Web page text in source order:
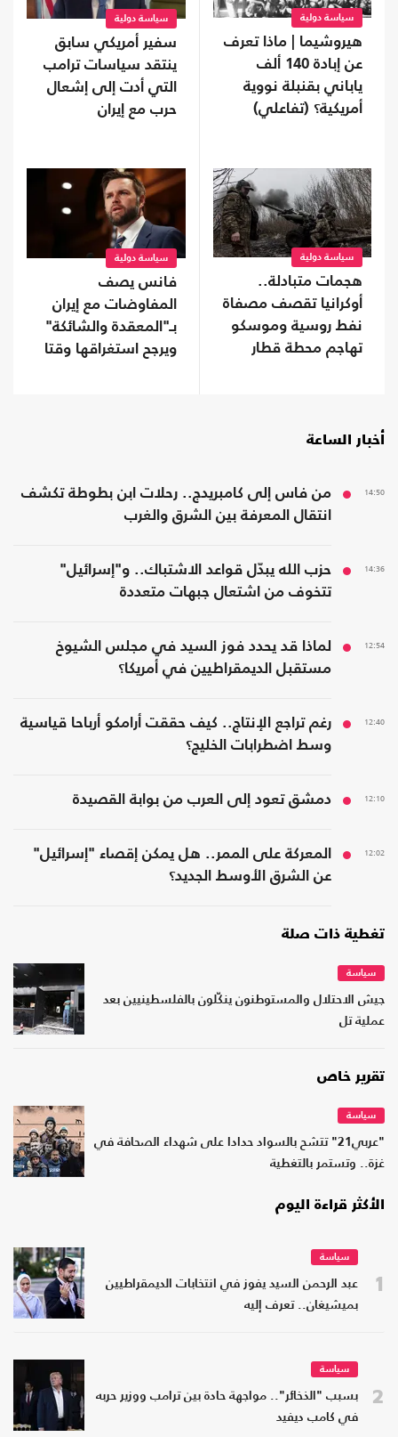
سياسة دولية
هيروشيما | ماذا تعرف
عن إبادة 140 ألف
ياباني بقنبلة نووية
أمريكية؟ (تفاعلي)
سياسة دولية
سفير أمريكي سابق
ينتقد سياسات ترامب
التي أدت إلى إشعال
حرب مع إيران
سياسة دولية
هجمات متبادلة..
أوكرانيا تقصف مصفاة
نفط روسية وموسكو
تهاجم محطة قطار
سياسة دولية
فانس يصف
المفاوضات مع إيران
بـ"المعقدة والشائكة"
ويرجح استغراقها وقتا
أخبار الساعة
14:50
من فاس إلى كامبريدج.. رحلات ابن بطوطة تكشف
انتقال المعرفة بين الشرق والغرب
14:36
حزب الله يبدّل قواعد الاشتباك.. و"إسرائيل"
تتخوف من اشتعال جبهات متعددة
12:54
لماذا قد يحدد فوز السيد في مجلس الشيوخ
مستقبل الديمقراطيين في أمريكا؟
12:40
رغم تراجع الإنتاج.. كيف حققت أرامكو أرباحا قياسية
وسط اضطرابات الخليج؟
12:10 دمشق تعود إلى العرب من بوابة القصيدة
12:02
المعركة على الممر.. هل يمكن إقصاء "إسرائيل"
عن الشرق الأوسط الجديد؟
تغطية ذات صلة
سياسة
جيش الاحتلال والمستوطنون ينكّلون بالفلسطينيين بعد
عملية تل
تقرير خاص
سياسة
"عربي21" تتشح بالسواد حدادا على شهداء الصحافة في
غزة.. وتستمر بالتغطية
الأكثر قراءة اليوم
1
سياسة
عبد الرحمن السيد يفوز في انتخابات الديمقراطيين
بميشيغان.. تعرف إليه
2
سياسة
بسبب "الذخائر".. مواجهة حادة بين ترامب ووزير حربه
في كامب ديفيد